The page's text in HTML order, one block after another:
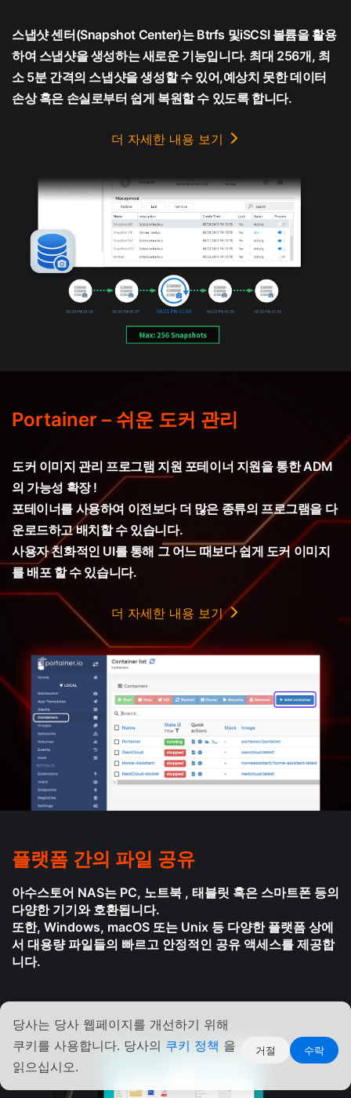
당사는 당사 웹페이지를 개선하기 위해
쿠키를 사용합니다. 당사의 쿠키 정책 을
읽으십시오.
거절 수락
스냅샷 센터(Snapshot Center)는 Btrfs 및iSCSI 볼륨을 활용
하여 스냅샷을 생성하는 새로운 기능입니다. 최대 256개, 최
소 5분 간격의 스냅샷을 생성할 수 있어,예상치 못한 데이터
손상 혹은 손실로부터 쉽게 복원할 수 있도록 합니다.
더 자세한 내용 보기
Portainer – 쉬운 도커 관리
도커 이미지 관리 프로그램 지원 포테이너 지원을 통한 ADM
의 가능성 확장 !
포테이너를 사용하여 이전보다 더 많은 종류의 프로그램을 다
운로드하고 배치할 수 있습니다.
사용자 친화적인 UI를 통해 그 어느 때보다 쉽게 도커 이미지
를 배포 할 수 있습니다.
더 자세한 내용 보기
플랫폼 간의 파일 공유
아수스토어 NAS는 PC, 노트북 , 태블릿 혹은 스마트폰 등의
다양한 기기와 호환됩니다.
또한, Windows, macOS 또는 Unix 등 다양한 플랫폼 상에
서 대용량 파일들의 빠르고 안정적인 공유 액세스를 제공합
니다.